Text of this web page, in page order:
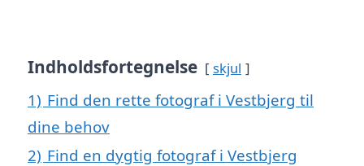
Indholdsfortegnelse skjul
1) Find den rette fotograf i Vestbjerg til
dine behov
2) Find en dygtig fotograf i Vestbjerg